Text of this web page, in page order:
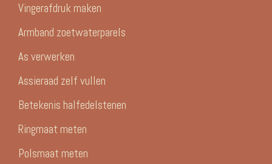
Vingerafdruk maken
Armband zoetwaterparels
As verwerken
Assieraad zelf vullen
Betekenis halfedelstenen
Ringmaat meten
Polsmaat meten